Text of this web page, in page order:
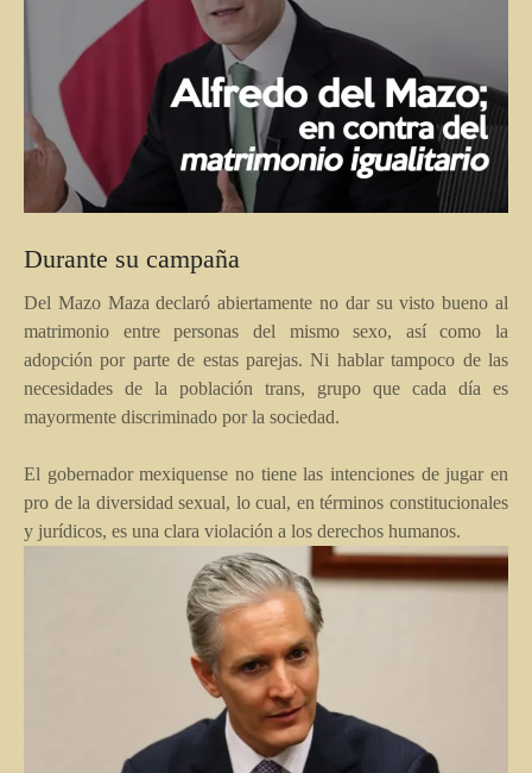
Durante su campaña
Del Mazo Maza declaró abiertamente no dar su visto bueno al
matrimonio entre personas del mismo sexo, así como la
adopción por parte de estas parejas. Ni hablar tampoco de las
necesidades de la población trans, grupo que cada día es
mayormente discriminado por la sociedad.
El gobernador mexiquense no tiene las intenciones de jugar en
pro de la diversidad sexual, lo cual, en términos constitucionales
y jurídicos, es una clara violación a los derechos humanos.